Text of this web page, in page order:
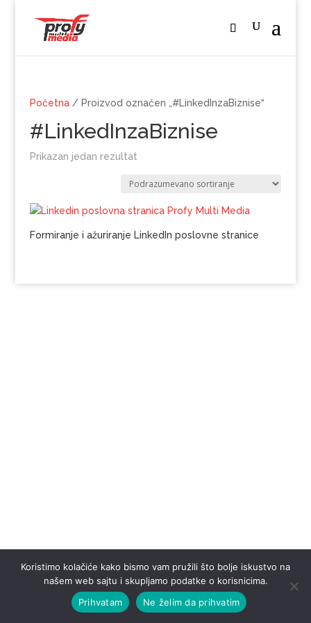
Početna/ Proizvod označen „#LinkedInzaBiznise“
#LinkedInzaBiznise
Prikazan jedan rezultat
Formiranje i ažuriranje LinkedIn poslovne stranice
Koristimo kolačiće kako bismo vam pružili što bolje iskustvo na
našem web sajtu i skupljamo podatke o korisnicima.
Prihvatam
Ne želim da prihvatim